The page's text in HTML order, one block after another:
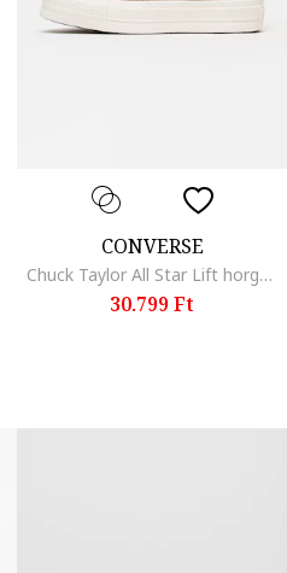
CONVERSE
Chuck Taylor All Star Lift horgolt csipkés cipő, Púderrózsaszín
30.799 Ft